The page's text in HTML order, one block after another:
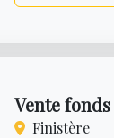
Vente
Finistère